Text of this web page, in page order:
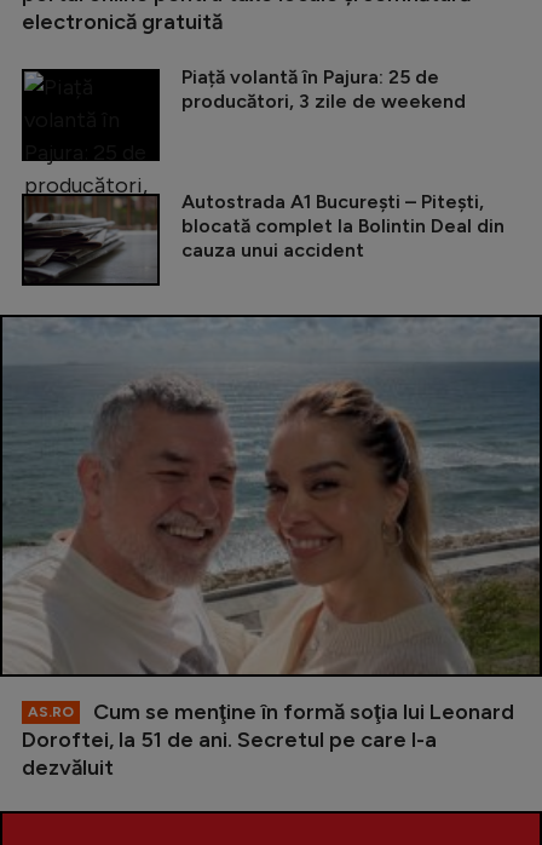
electronică gratuită
Piață volantă în Pajura: 25 de
producători, 3 zile de weekend
Autostrada A1 București – Pitești,
blocată complet la Bolintin Deal din
cauza unui accident
AS.RO
Cum se menţine în formă soţia lui Leonard
Doroftei, la 51 de ani. Secretul pe care l-a
dezvăluit